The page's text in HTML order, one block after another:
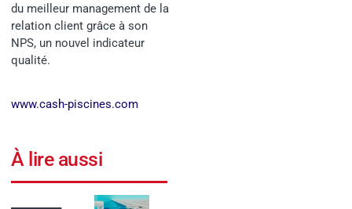
du meilleur management de la
relation client grâce à son
NPS, un nouvel indicateur
qualité.
www.cash-piscines.com
À lire aussi